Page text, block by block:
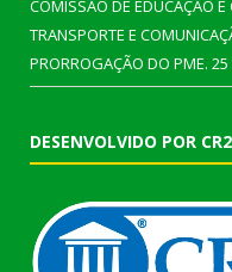
COMISSÃO DE EDUCAÇÃO
TRANSPORTE E
PRORROGAÇÃO DO PME.
DESENVOLVIDO POR CR2